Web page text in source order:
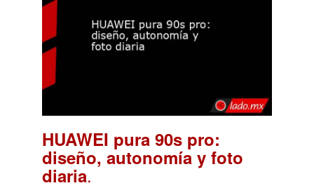
HUAWEI pura 90s pro:
diseño, autonomía y foto
diaria.